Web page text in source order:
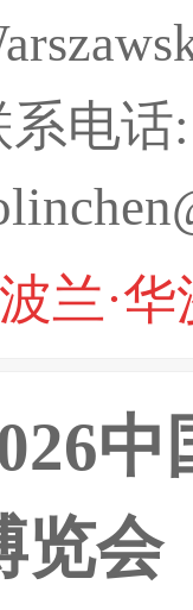
内、
机设
真设
光、
写真
系电话
兰·华
览会